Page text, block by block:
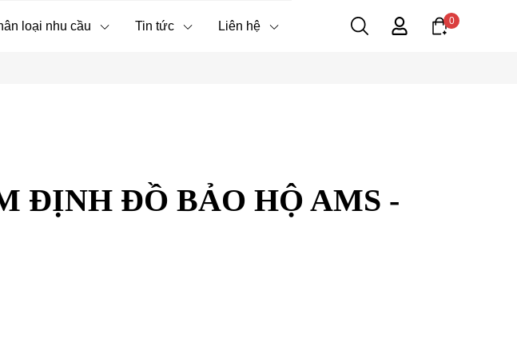
loại nhu cầu Tin tức Liên hệ 0
ĐỊNH ĐỒ BẢO HỘ AMS -